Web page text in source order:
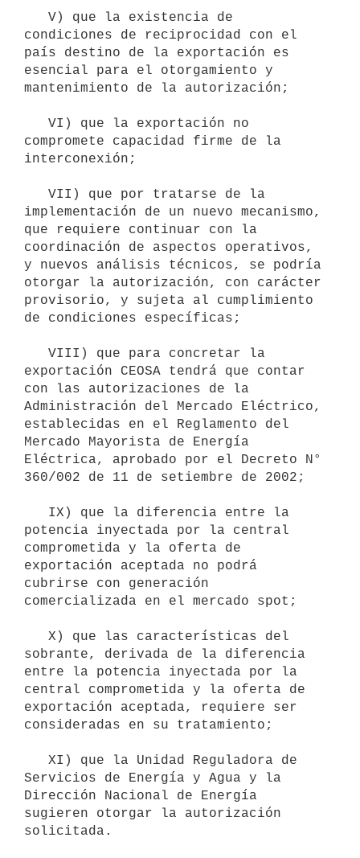
condiciones de reciprocidad con el
país destino de la exportación es
esencial para el otorgamiento y
mantenimiento de la autorización;
compromete capacidad firme de la
interconexión;
implementación de un nuevo mecanismo,
que requiere continuar con la
coordinación de aspectos operativos,
y nuevos análisis técnicos, se podría
otorgar la autorización, con carácter
provisorio, y sujeta al cumplimiento
de condiciones específicas;
exportación CEOSA tendrá que contar
con las autorizaciones de la
Administración del Mercado Eléctrico,
establecidas en el Reglamento del
Mercado Mayorista de Energía
Eléctrica, aprobado por el Decreto N°
360/002 de 11 de setiembre de 2002;
potencia inyectada por la central
comprometida y la oferta de
exportación aceptada no podrá
cubrirse con generación
comercializada en el mercado spot;
sobrante, derivada de la diferencia
entre la potencia inyectada por la
central comprometida y la oferta de
exportación aceptada, requiere ser
consideradas en su tratamiento;
Servicios de Energía y Agua y la
Dirección Nacional de Energía
sugieren otorgar la autorización
solicitada.